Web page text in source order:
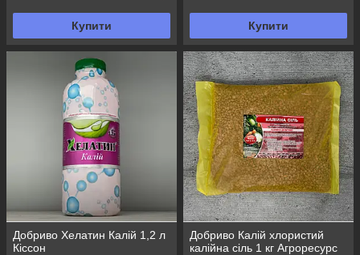
Купити Купити
Добриво Хелатин Калій 1,2 л
Кіссон
Добриво Калій хлористий
калійна сіль 1 кг Агроресурс